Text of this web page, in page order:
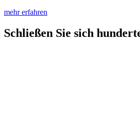
mehr erfahren
Schließen Sie sich